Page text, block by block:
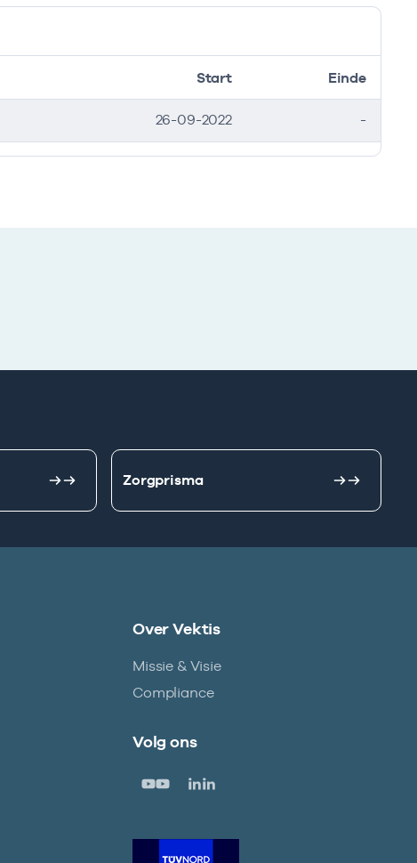
Start Einde
26-09-2022 -
Zorgprisma
Over Vektis
Missie & Visie
Compliance
Volg ons